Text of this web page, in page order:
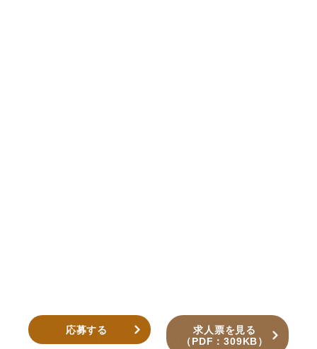
応募する
求人票を見る
（PDF：309KB）